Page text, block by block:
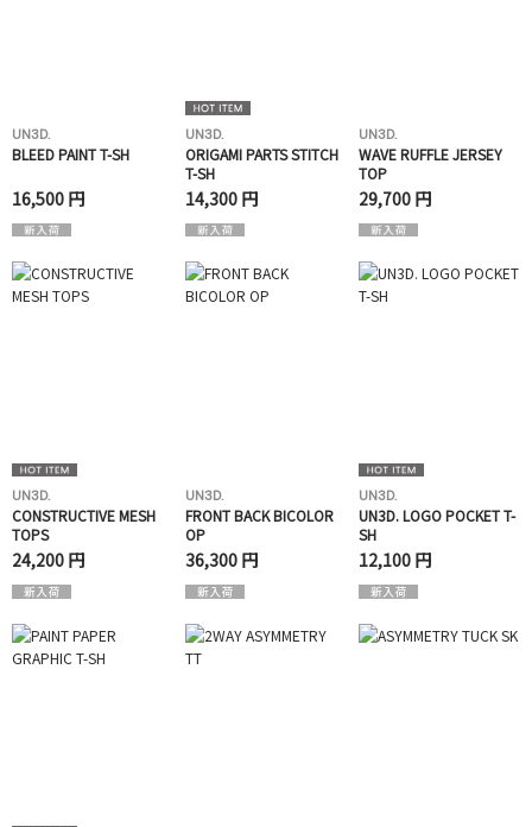
UN3D.
BLEED PAINT T-SH
16,500 円
UN3D.
ORIGAMI PARTS STITCH
T-SH
14,300 円
UN3D.
WAVE RUFFLE JERSEY
TOP
29,700 円
UN3D.
CONSTRUCTIVE MESH
TOPS
24,200 円
UN3D.
FRONT BACK BICOLOR
OP
36,300 円
UN3D.
UN3D. LOGO POCKET T-
SH
12,100 円